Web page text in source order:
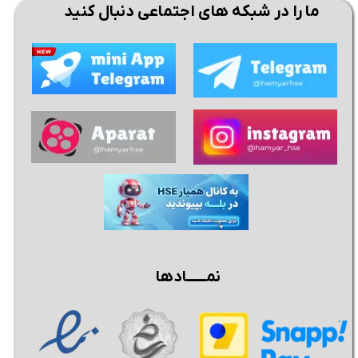
ما را در شبکه های اجتماعی دنبال کنید
نمــــــادها